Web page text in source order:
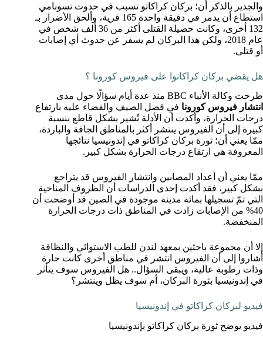
والجدير بالذكر أن؛ بركان كراكاتو تسبب في حدوث تسونامي
استطاع أن يدمر في دقيقة واحدة 165 قرية، وألحق الأضرار بـ
132 أخرى، وكانت حصيلة القتلى أكثر من 36 ألف شخص في
عام 2018، ولكن هذا البركان لم يسفر عن حدوث أي إصابات
أو قتلى.
هل يقضي بركان كراكاتوا على فيروس كورونا ؟
طرحت وكالة الأنباء BBC منذ عدة أيام سؤالًا حول مدى
انتشار فيروس كورونا في فصل الصيف والقضاء عليه بارتفاع
درجات الحرارة، وأكدت أن الأدلة تُشير بشكل قاطع بنسبة
كبيرة إلى أن الفيروس ينتشر أكثر بالمناطق الجافة والباردة،
ممّا يعني أن؛ ثورة بركان كراكاتو في إندونيسيا نتائجها
المعروفة هي ارتفاع درجات الحرارة بشكل كبير.
ممّا يعني أن أعداد المصابين وانتشار الفيروس قد يتراجع
بشكل كبير، فقد أكدت إحدى الدراسات أن الظروف المناخية
التي تمّ تسجيلها بمائة مدينة موجودة في الصين قد أوضحت أن
40% من الإصابات زادت في المناطق ذات درجات الحرارة
المنخفضة.
إلا أن مجموعة باحثين بمعهد لندن للطب الاستوائي والنظافة
أشاروا إلى أن الفيروس انتشر في مناطق أخرى كانت حارة
وذات رطوبة عالية، ويبقى السؤال.. هل الفيروس سوف يتأثر
في إندونيسيا بثورة البركان، أم سوف يظل وينتشر؟
فيديو لبركان كراكاتو في إندونيسيا
فيديو يوضح ثورة بركان كراكاتو بإندونيسيا